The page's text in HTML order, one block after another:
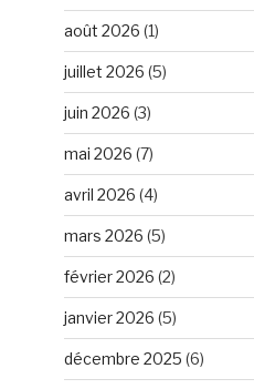
août 2026 (1)
juillet 2026 (5)
juin 2026 (3)
mai 2026 (7)
avril 2026 (4)
mars 2026 (5)
février 2026 (2)
janvier 2026 (5)
décembre 2025 (6)